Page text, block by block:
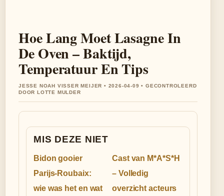
Hoe Lang Moet Lasagne In
De Oven – Baktijd,
Temperatuur En Tips
JESSE NOAH VISSER MEIJER • 2026-04-09 • GECONTROLEERD
DOOR LOTTE MULDER
MIS DEZE NIET
Bidon gooier
Parijs-Roubaix:
wie was het en wat
Cast van M*A*S*H
– Volledig
overzicht acteurs